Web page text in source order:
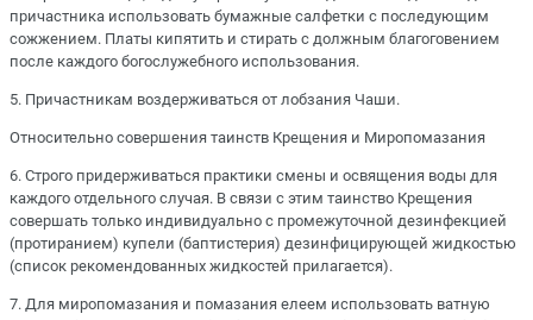
причастника использовать бумажные салфетки с последующим
сожжением. Платы кипятить и стирать с должным благоговением
после каждого богослужебного использования.
5. Причастникам воздерживаться от лобзания Чаши.
Относительно совершения таинств Крещения и Миропомазания
6. Строго придерживаться практики смены и освящения воды для
каждого отдельного случая. В связи с этим таинство Крещения
совершать только индивидуально с промежуточной дезинфекцией
(протиранием) купели (баптистерия) дезинфицирующей жидкостью
(список рекомендованных жидкостей прилагается).
7. Для миропомазания и помазания елеем использовать ватную